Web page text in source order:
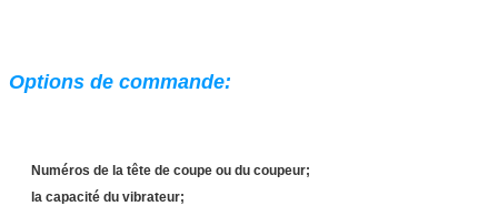
Options de commande:
Numéros de la tête de coupe ou du coupeur;
la capacité du vibrateur;